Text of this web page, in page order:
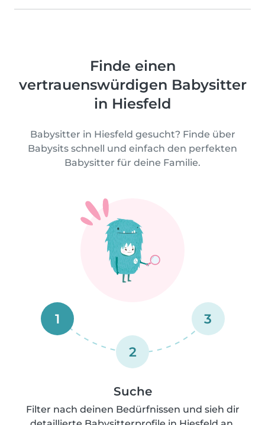
Finde einen
vertrauenswürdigen Babysitter
in Hiesfeld
Babysitter in Hiesfeld gesucht? Finde über
Babysits schnell und einfach den perfekten
Babysitter für deine Familie.
1
2
3
Suche
Filter nach deinen Bedürfnissen und sieh dir